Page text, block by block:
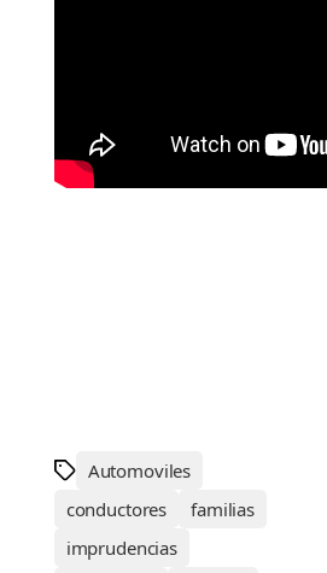
Automoviles
conductores
familias
imprudencias